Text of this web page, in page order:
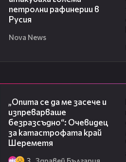
петролни рафинерии в
Русия
Nova News
„Опита се да ме засече и
изпреварваше
безразсъдно“: Очевидец
за катастрофата край
Шереметя